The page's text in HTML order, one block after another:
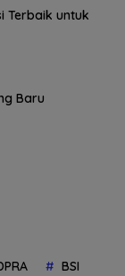
Terbaik untuk
Baru
BSI